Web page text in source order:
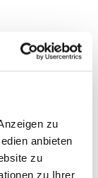
zu
anbieten
zu
zu Ihrer
AWG 14 (2,5